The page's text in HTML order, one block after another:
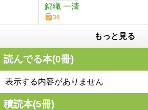
錦織 一清
36
もっと見る
読んでる本(0冊)
表示する内容がありません
積読本(5冊)